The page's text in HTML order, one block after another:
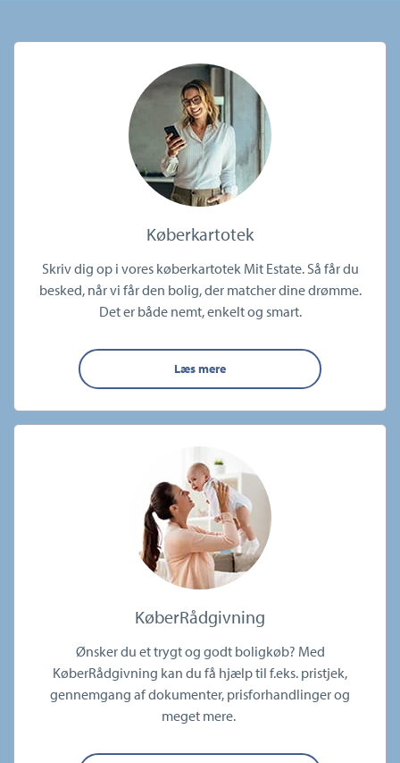
Køberkartotek
Skriv dig op i vores køberkartotek Mit Estate. Så får du
besked, når vi får den bolig, der matcher dine drømme.
Det er både nemt, enkelt og smart.
Læs mere
KøberRådgivning
Ønsker du et trygt og godt boligkøb? Med
KøberRådgivning kan du få hjælp til f.eks. pristjek,
gennemgang af dokumenter, prisforhandlinger og
meget mere.